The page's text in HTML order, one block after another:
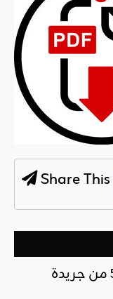
Share This
صدور العدد 569 من جريدة